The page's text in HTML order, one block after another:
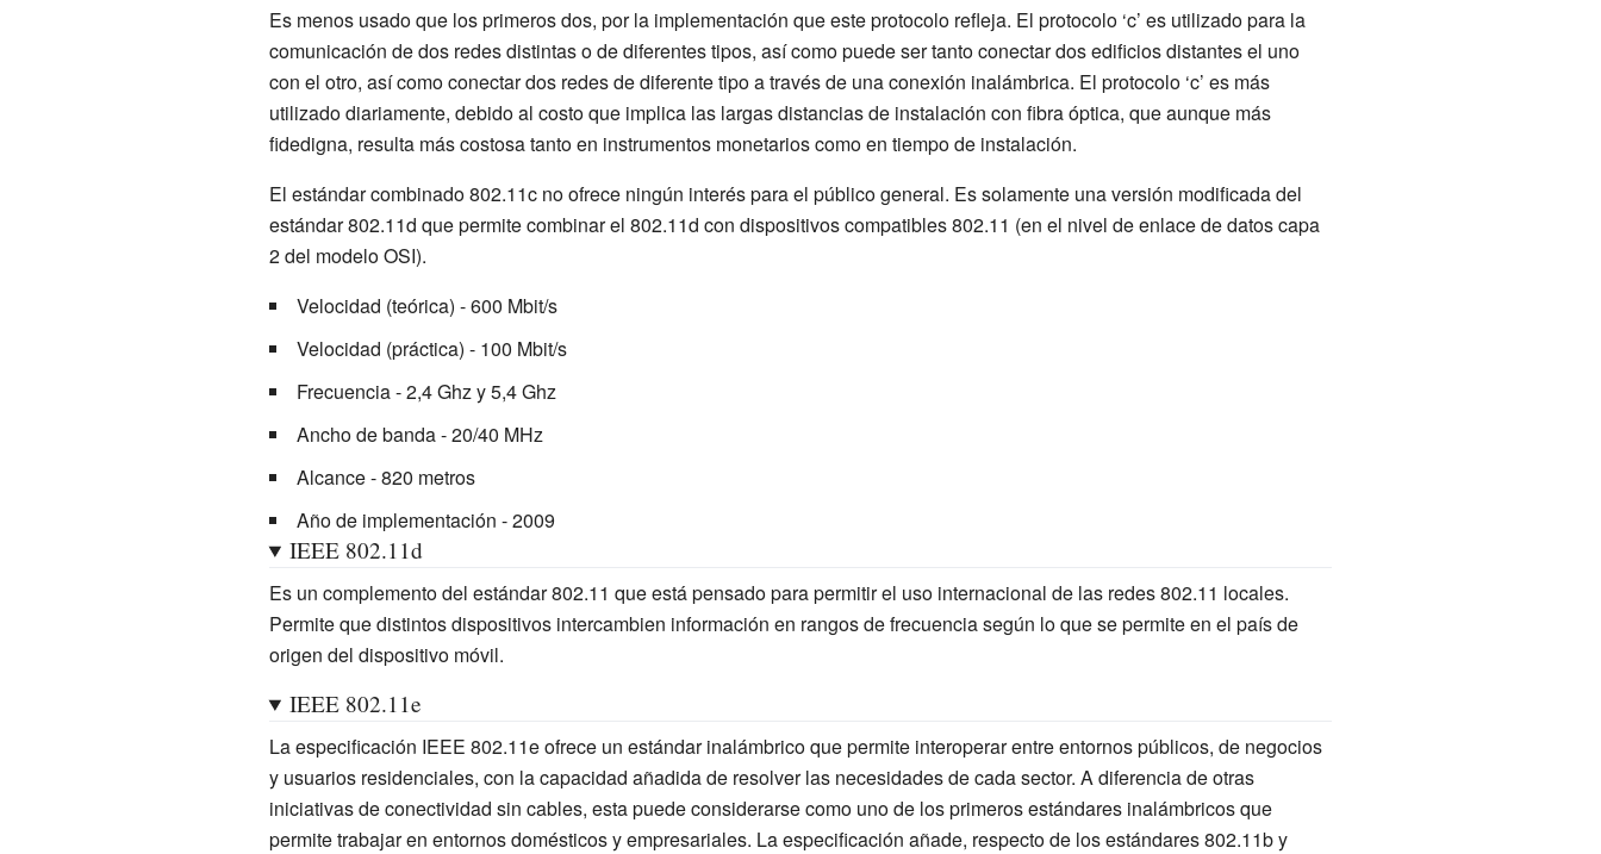
Es menos usado que los primeros dos, por la implementación que este protocolo refleja. El protocolo ‘c’ es utilizado para la
comunicación de dos redes distintas o de diferentes tipos, así como puede ser tanto conectar dos edificios distantes el uno
con el otro, así como conectar dos redes de diferente tipo a través de una conexión inalámbrica. El protocolo ‘c’ es más
utilizado diariamente, debido al costo que implica las largas distancias de instalación con fibra óptica, que aunque más
fidedigna, resulta más costosa tanto en instrumentos monetarios como en tiempo de instalación.
El estándar combinado 802.11c no ofrece ningún interés para el público general. Es solamente una versión modificada del
estándar 802.11d que permite combinar el 802.11d con dispositivos compatibles 802.11 (en el nivel de enlace de datos capa
2 del modelo OSI).
Velocidad (teórica) - 600 Mbit/s
Velocidad (práctica) - 100 Mbit/s
Frecuencia - 2,4 Ghz y 5,4 Ghz
Ancho de banda - 20/40 MHz
Alcance - 820 metros
Año de implementación - 2009
IEEE 802.11d
Es un complemento del estándar 802.11 que está pensado para permitir el uso internacional de las redes 802.11 locales.
Permite que distintos dispositivos intercambien información en rangos de frecuencia según lo que se permite en el país de
origen del dispositivo móvil.
IEEE 802.11e
La especificación IEEE 802.11e ofrece un estándar inalámbrico que permite interoperar entre entornos públicos, de negocios
y usuarios residenciales, con la capacidad añadida de resolver las necesidades de cada sector. A diferencia de otras
iniciativas de conectividad sin cables, esta puede considerarse como uno de los primeros estándares inalámbricos que
permite trabajar en entornos domésticos y empresariales. La especificación añade, respecto de los estándares 802.11b y